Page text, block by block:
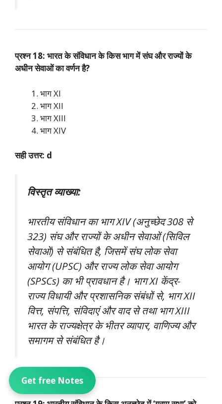
Get free Notes
प्रश्न 18: भारत के संविधान के किस भाग में संघ और राज्यों के
अधीन सेवाओं का वर्णन है?
भाग XI
भाग XII
भाग XIII
भाग XIV
सही उत्तर: d
विस्तृत व्याख्या:
भारतीय संविधान का भाग XIV (अनुच्छेद 308 से
323) संघ और राज्यों के अधीन सेवाओं (सिविल
सेवाओं) से संबंधित है, जिसमें संघ लोक सेवा
आयोग (UPSC) और राज्य लोक सेवा आयोग
(SPSCs) का भी प्रावधान है। भाग XI केंद्र-
राज्य विधायी और प्रशासनिक संबंधों से, भाग XII
वित्त, संपत्ति, संविदाएं और वाद से तथा भाग XIII
भारत के राज्यक्षेत्र के भीतर व्यापार, वाणिज्य और
समागम से संबंधित है।